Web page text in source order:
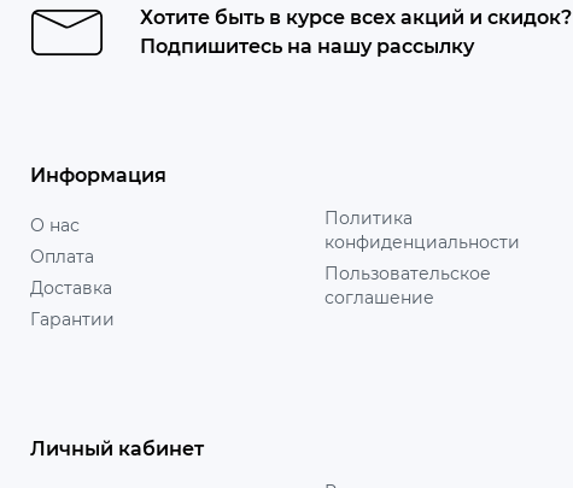
Хотите быть в курсе всех акций и скидок?
Подпишитесь на нашу рассылку
Информация
О нас
Оплата
Доставка
Гарантии
Политика
конфиденциальности
Пользовательское
соглашение
Личный кабинет